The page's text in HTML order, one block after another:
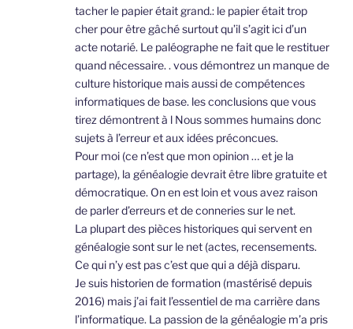
tacher le papier était grand.: le papier était trop
cher pour être gâché surtout qu’il s’agit ici d’un
acte notarié. Le paléographe ne fait que le restituer
quand nécessaire. . vous démontrez un manque de
culture historique mais aussi de compétences
informatiques de base. les conclusions que vous
tirez démontrent à l Nous sommes humains donc
sujets à l’erreur et aux idées préconcues.
Pour moi (ce n’est que mon opinion … et je la
partage), la généalogie devrait être libre gratuite et
démocratique. On en est loin et vous avez raison
de parler d’erreurs et de conneries sur le net.
La plupart des pièces historiques qui servent en
généalogie sont sur le net (actes, recensements.
Ce qui n’y est pas c’est que qui a déjà disparu.
Je suis historien de formation (mastérisé depuis
2016) mais j’ai fait l’essentiel de ma carrière dans
l’informatique. La passion de la généalogie m’a pris